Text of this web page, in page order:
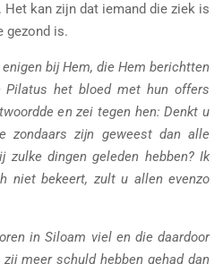
kan zijn dat iemand die ziek is
gezond is.
bij Hem, die Hem berichtten
Pilatus het bloed met hun offers
en zei tegen hen: Denkt u
zondaars zijn geweest dan alle
zulke dingen geleden hebben? Ik
niet bekeert, zult u allen evenzo
in Siloam viel en die daardoor
meer schuld hebben gehad dan